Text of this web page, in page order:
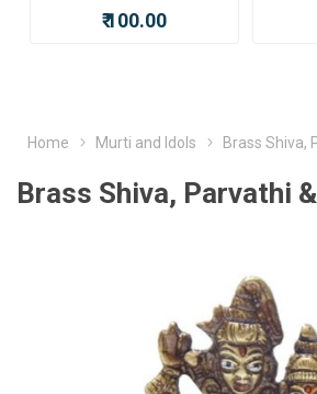
₹ 100.00
Home Murti and Idols Brass Shiva,
Brass Shiva, Parvathi